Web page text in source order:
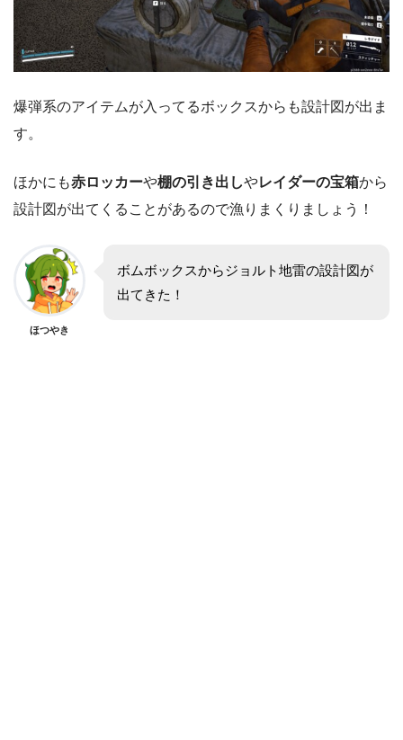
爆弾系のアイテムが入ってるボックスからも設計図が出ま
す。
ほかにも赤ロッカーや棚の引き出しやレイダーの宝箱から
設計図が出てくることがあるので漁りまくりましょう！
ほつやき
ボムボックスからジョルト地雷の設計図が
出てきた！